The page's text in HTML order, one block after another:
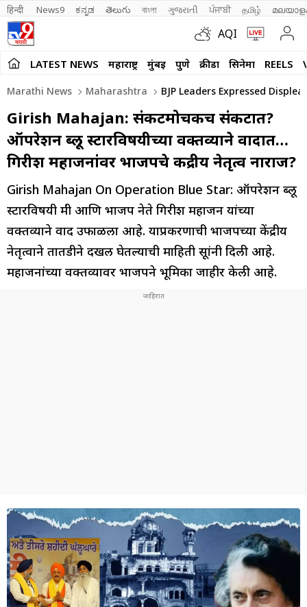
हिन्दी News9 ಕನ್ನಡ తెలుగు বাংলা ગુજરાતી ਪੰਜਾਬੀ தமிழ்
AQI
LATEST NEWS महाराष्ट्र मुंबई पुणे क्रीडा सिनेमा REELS
Marathi News Maharashtra BJP Leaders Expressed
Girish Mahajan: संकटमोचकच संकटात?
ऑपरेशन ब्लू स्टारविषयीच्या वक्तव्याने वादात…
गिरीश महाजनांवर भाजपचे केंद्रीय नेतृत्व नाराज?
Girish Mahajan On Operation Blue Star: ऑपरेशन ब्लू
स्टारविषयी मंत्री आणि भाजप नेते गिरीश महाजन यांच्या
वक्तव्याने वाद उफाळला आहे. याप्रकरणाची भाजपच्या केंद्रीय
नेतृत्वाने तातडीने दखल घेतल्याची माहिती सूत्रांनी दिली आहे.
महाजनांच्या वक्तव्यावर भाजपने भूमिका जाहीर केली आहे.